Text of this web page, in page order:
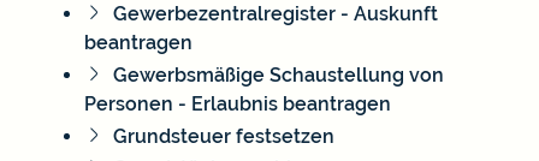
Gewerbezentralregister - Auskunft
beantragen
Gewerbsmäßige Schaustellung von
Personen - Erlaubnis beantragen
Grundsteuer festsetzen